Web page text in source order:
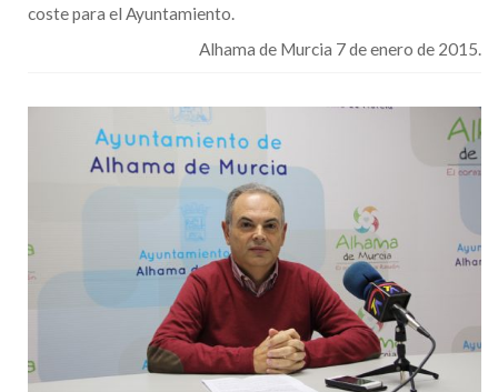
coste para el Ayuntamiento.
Alhama de Murcia 7 de enero de 2015.